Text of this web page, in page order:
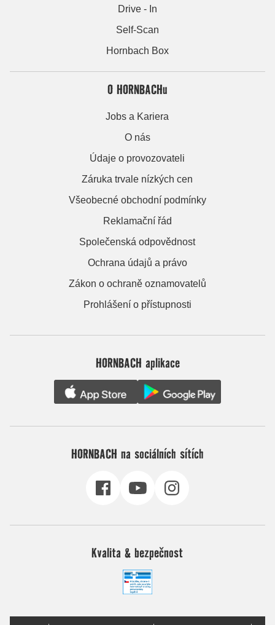
Drive - In
Self-Scan
Hornbach Box
O HORNBACHu
Jobs a Kariera
O nás
Údaje o provozovateli
Záruka trvale nízkých cen
Všeobecné obchodní podmínky
Reklamační řád
Společenská odpovědnost
Ochrana údajů a právo
Zákon o ochraně oznamovatelů
Prohlášení o přístupnosti
HORNBACH aplikace
HORNBACH na sociálních sítích
Kvalita & bezpečnost